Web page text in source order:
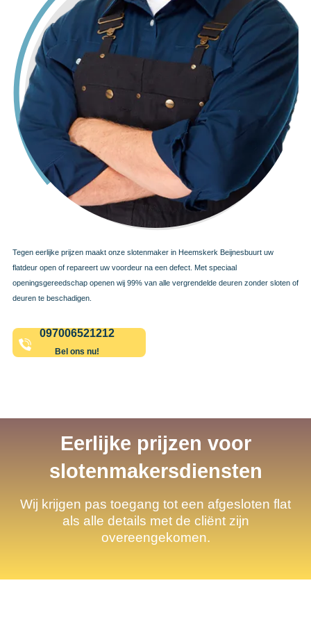
Tegen eerlijke prijzen maakt onze slotenmaker in Heemskerk Beijnesbuurt uw
flatdeur open of repareert uw voordeur na een defect. Met speciaal
openingsgereedschap openen wij 99% van alle vergrendelde deuren zonder sloten of
deuren te beschadigen.
097006521212
Bel ons nu!
Eerlijke prijzen voor
slotenmakersdiensten
Wij krijgen pas toegang tot een afgesloten flat
als alle details met de cliënt zijn
overeengekomen.